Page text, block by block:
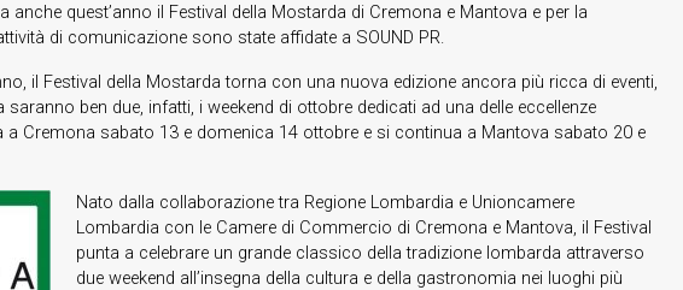
anche quest’anno il Festival della Mostarda di Cremona e Mantova e per la
di comunicazione sono state affidate a SOUND PR.
il Festival della Mostarda torna con una nuova edizione ancora più ricca di eventi,
ben due, infatti, i weekend di ottobre dedicati ad una delle eccellenze
Cremona sabato 13 e domenica 14 ottobre e si continua a Mantova sabato 20 e
Nato dalla collaborazione tra Regione Lombardia e Unioncamere
Lombardia con le Camere di Commercio di Cremona e Mantova, il Festival
punta a celebrare un grande classico della tradizione lombarda attraverso
due weekend all’insegna della cultura e della gastronomia nei luoghi più